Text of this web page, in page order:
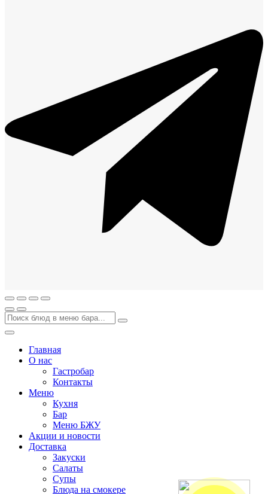
Главная
О нас
Гастробар
Контакты
Меню
Кухня
Бар
Меню БЖУ
Акции и новости
Доставка
Закуски
Салаты
Супы
Блюда на смокере